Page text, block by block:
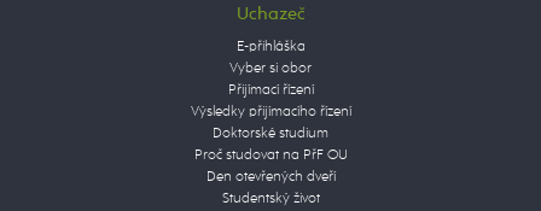
Uchazeč
E-přihláška
Vyber si obor
Přijímací řízení
Výsledky přijímacího řízení
Doktorské studium
Proč studovat na PřF OU
Den otevřených dveří
Studentský život